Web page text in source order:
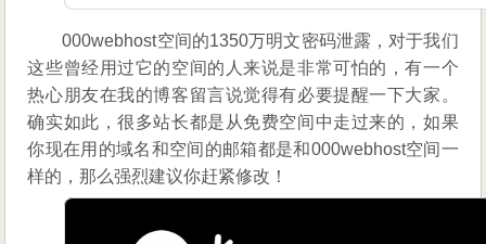
000webhost空间的1350万明文密码泄露，对于我们
这些曾经用过它的空间的人来说是非常可怕的，有一个
热心朋友在我的博客留言说觉得有必要提醒一下大家。
确实如此，很多站长都是从免费空间中走过来的，如果
你现在用的域名和空间的邮箱都是和000webhost空间一
样的，那么强烈建议你赶紧修改！